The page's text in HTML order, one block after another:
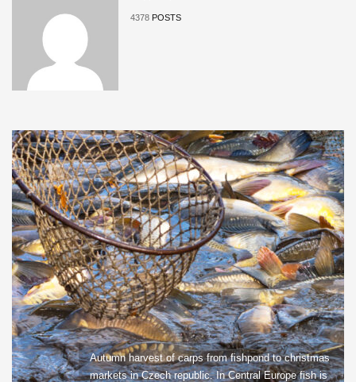
4378 POSTS
Autumn harvest of carps from fishpond to christmas
markets in Czech republic. In Central Europe fish is